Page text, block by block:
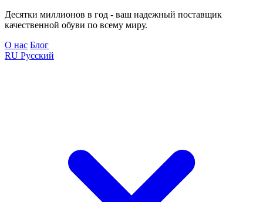
Десятки миллионов в год - ваш надежный поставщик
качественной обуви по всему миру.
О нас Блог
RU Русский